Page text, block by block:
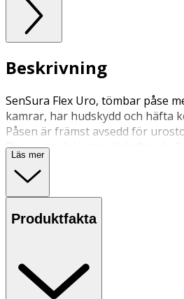
Beskrivning
SenSura Flex Uro, tömbar påse
kamrar, har hudskydd och häfta
Påsen är främst avsedd för
Den är en del i ett självhäftande
på en basplatta. Den kan bytas
på huden. Påsen kan bara
plattor.
Läs mer
Produktfakta